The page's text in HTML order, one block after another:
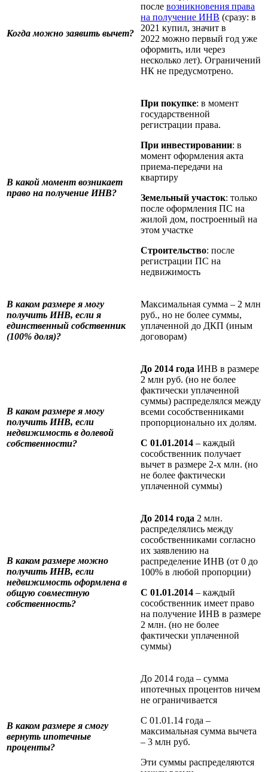
Когда можно заявить вычет?
после возникновения права
на получение ИНВ (сразу: в
2021 купил, значит в
2022 можно первый год уже
оформить, или через
несколько лет). Ограничений
НК не предусмотрено.
В какой момент возникает
право на получение ИНВ?
При покупке: в момент
государственной
регистрации права.
При инвестировании: в
момент оформления акта
приема-передачи на
квартиру
Земельный участок: только
после оформления ПС на
жилой дом, построенный на
этом участке
Строительство: после
регистрации ПС на
недвижимость
В каком размере я могу
получить ИНВ, если я
единственный собственник
(100% доля)?
Максимальная сумма – 2 млн
руб., но не более суммы,
уплаченной до ДКП (иным
договорам)
В каком размере я могу
получить ИНВ, если
недвижимость в долевой
собственности?
До 2014 года ИНВ в размере
2 млн руб. (но не более
фактически уплаченной
суммы) распределялся между
всеми сособственниками
пропорционально их долям.
С 01.01.2014 – каждый
сособственник получает
вычет в размере 2-х млн. (но
не более фактически
уплаченной суммы)
В каком размере можно
получить ИНВ, если
недвижимость оформлена в
общую совместную
собственность?
До 2014 года 2 млн.
распределялись между
сособственниками согласно
их заявлению на
распределение ИНВ (от 0 до
100% в любой пропорции)
С 01.01.2014 – каждый
сособственник имеет право
на получение ИНВ в размере
2 млн. (но не более
фактически уплаченной
суммы)
В каком размере я смогу
вернуть ипотечные
проценты?
До 2014 года – сумма
ипотечных процентов ничем
не ограничивается
С 01.01.14 года –
максимальная сумма вычета
– 3 млн руб.
Эти суммы распределяются